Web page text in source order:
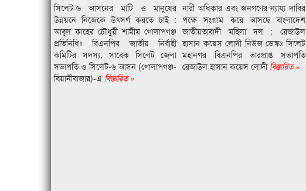
সিলেট-৬ আসনের মাটি ও মানুষের
উন্নয়নে নিজেকে উৎসর্গ করতে চাই :
আবুল কাহের চৌধুরী শামীম গোলাপগঞ্জ
প্রতিনিধিঃ বিএনপির জাতীয় নির্বাহী
কমিটির সদস্য, সাবেক সিলেট জেলা
সভাপতি ও সিলেট-৬ আসন (গোলাপগঞ্জ-
বিয়ানীবাজার)-এ বিস্তারিত »
নারী অধিকার এবং জনগণের ন্যায্য দাবির
পক্ষে সংগ্রাম করে আসছে বাংলাদেশ
জাতীয়তাবাদী মহিলা দল : রেজাউল
হাসান কয়েস লোদী নিউজ ডেস্কঃ সিলেট
মহানগর বিএনপির ভারপ্রাপ্ত সভাপতি
রেজাউল হাসান কয়েস লোদীবিস্তারিত »